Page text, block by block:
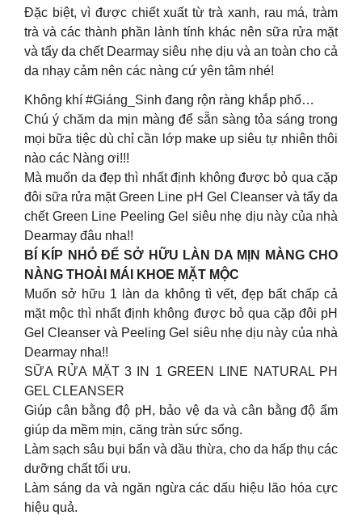
Đặc biệt, vì được chiết xuất từ trà xanh, rau má, tràm
trà và các thành phần lành tính khác nên sữa rửa mặt
và tẩy da chết Dearmay siêu nhẹ dịu và an toàn cho cả
da nhạy cảm nên các nàng cứ yên tâm nhé!
Không khí #Giáng_Sinh đang rộn ràng khắp phố…
Chú ý chăm da mịn màng để sẵn sàng tỏa sáng trong
mọi bữa tiệc dù chỉ cần lớp make up siêu tự nhiên thôi
nào các Nàng ơi!!!
Mà muốn da đẹp thì nhất định không được bỏ qua cặp
đôi sữa rửa mặt Green Line pH Gel Cleanser và tẩy da
chết Green Line Peeling Gel siêu nhẹ dịu này của nhà
Dearmay đâu nha!!
BÍ KÍP NHỎ ĐỂ SỞ HỮU LÀN DA MỊN MÀNG CHO
NÀNG THOẢI MÁI KHOE MẶT MỘC
Muốn sở hữu 1 làn da không tì vết, đẹp bất chấp cả
mặt mộc thì nhất định không được bỏ qua cặp đôi pH
Gel Cleanser và Peeling Gel siêu nhẹ dịu này của nhà
Dearmay nha!!
SỮA RỬA MẶT 3 IN 1 GREEN LINE NATURAL PH
GEL CLEANSER
Giúp cân bằng độ pH, bảo vệ da và cân bằng độ ẩm
giúp da mềm mịn, căng tràn sức sống.
Làm sạch sâu bụi bẩn và dầu thừa, cho da hấp thụ các
dưỡng chất tối ưu.
Làm sáng da và ngăn ngừa các dấu hiệu lão hóa cực
hiệu quả.